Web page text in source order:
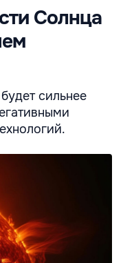
Солнца
сильнее